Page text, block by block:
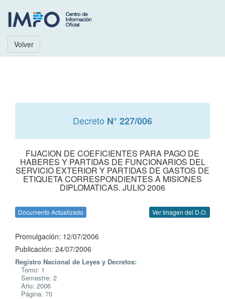
Volver
Decreto N° 227/006
FIJACION DE COEFICIENTES PARA PAGO DE
HABERES Y PARTIDAS DE FUNCIONARIOS DEL
SERVICIO EXTERIOR Y PARTIDAS DE GASTOS DE
ETIQUETA CORRESPONDIENTES A MISIONES
DIPLOMATICAS. JULIO 2006
Documento Actualizado Ver Imagen del D.O.
Promulgación: 12/07/2006
Publicación: 24/07/2006
Registro Nacional de Leyes y Decretos:
Tomo: 1
Semestre: 2
Año: 2006
Página: 70